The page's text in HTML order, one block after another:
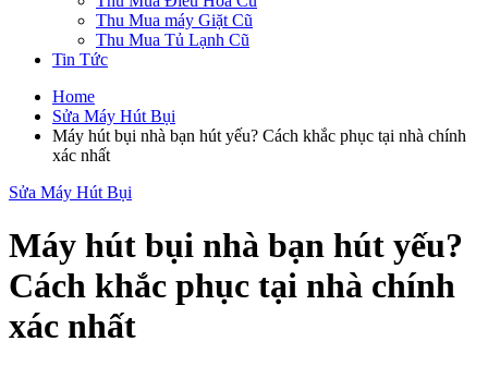
Thu Mua máy Giặt Cũ
Thu Mua Tủ Lạnh Cũ
Tin Tức
Home
Sửa Máy Hút Bụi
Máy hút bụi nhà bạn hút yếu? Cách khắc phục tại nhà chính
xác nhất
Sửa Máy Hút Bụi
Máy hút bụi nhà bạn hút yếu?
Cách khắc phục tại nhà chính
xác nhất